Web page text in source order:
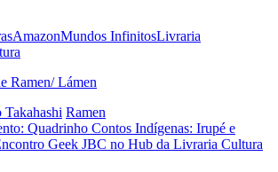
AmazonMundos InfinitosLivraria
Ramen/ Lámen
Takahashi Ramen
Quadrinho Contos Indígenas: Irupé e
Geek JBC no Hub da Livraria Cultura